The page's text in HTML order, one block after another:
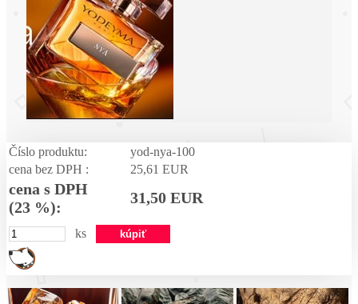
Číslo produktu:
yod-nya-100
cena bez DPH :
25,61 EUR
cena s DPH
(23 %):
31,50 EUR
ks